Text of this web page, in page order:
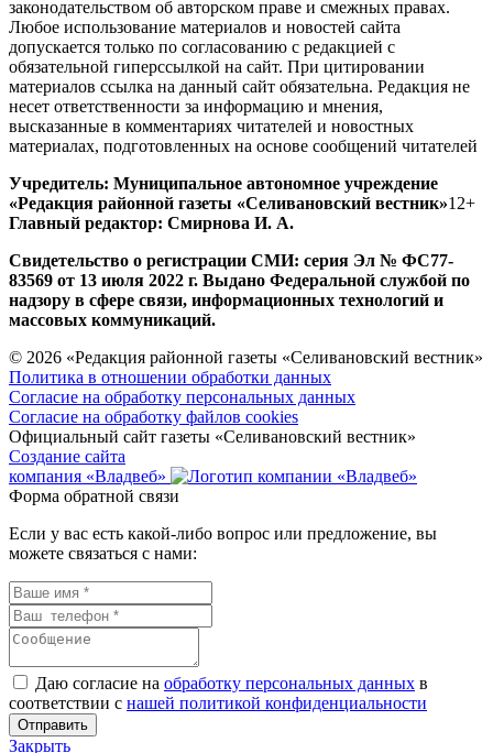
законодательством об авторском праве и смежных правах.
Любое использование материалов и новостей сайта
допускается только по согласованию с редакцией с
обязательной гиперссылкой на сайт. При цитировании
материалов ссылка на данный сайт обязательна. Редакция не
несет ответственности за информацию и мнения,
высказанные в комментариях читателей и новостных
материалах, подготовленных на основе сообщений читателей
Учредитель: Муниципальное автономное учреждение
«Редакция районной газеты «Селивановский вестник»12+
Главный редактор: Смирнова И. А.
Свидетельство о регистрации СМИ: серия Эл № ФС77-
83569 от 13 июля 2022 г. Выдано Федеральной службой по
надзору в сфере связи, информационных технологий и
массовых коммуникаций.
© 2026 «Редакция районной газеты «Селивановский вестник»
Политика в отношении обработки данных
Согласие на обработку персональных данных
Согласие на обработку файлов cookies
Официальный сайт газеты «Селивановский вестник»
Создание сайта
компания «Владвеб»
Форма обратной связи
Если у вас есть какой-либо вопрос или предложение, вы
можете связаться с нами:
Даю согласие на обработку персональных данных в
соответствии с нашей политикой конфиденциальности
Закрыть